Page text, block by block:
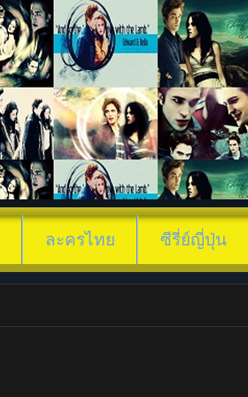
ละครไทย ซีรี่ย์ญี่ปุ่น